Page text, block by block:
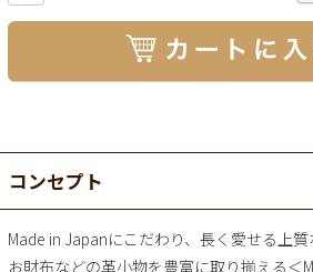
コンセプト
Made in Japanにこだわり、長く愛せる上
お財布などの革小物を豊富に取り揃える＜